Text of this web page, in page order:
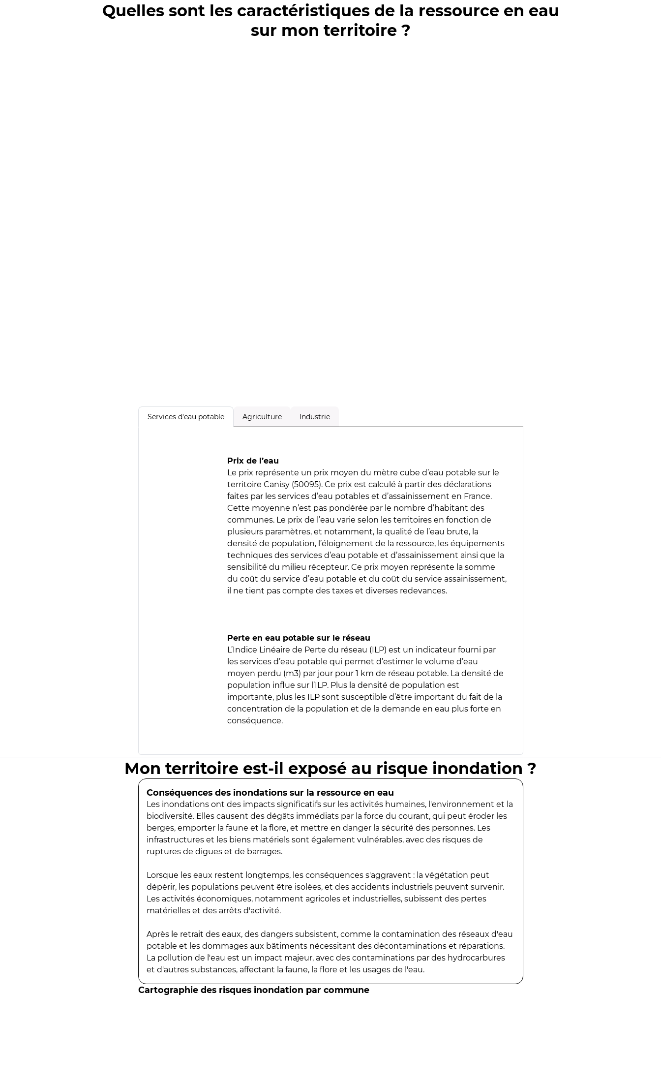
Quelles sont les caractéristiques de la ressource en eau
sur mon territoire ?
Services d'eau potable Agriculture Industrie
Prix de l’eau
Le prix représente un prix moyen du mètre cube d’eau potable sur le
territoire Canisy (50095). Ce prix est calculé à partir des déclarations
faites par les services d’eau potables et d’assainissement en France.
Cette moyenne n’est pas pondérée par le nombre d’habitant des
communes. Le prix de l’eau varie selon les territoires en fonction de
plusieurs paramètres, et notamment, la qualité de l’eau brute, la
densité de population, l’éloignement de la ressource, les équipements
techniques des services d’eau potable et d’assainissement ainsi que la
sensibilité du milieu récepteur. Ce prix moyen représente la somme
du coût du service d’eau potable et du coût du service assainissement,
il ne tient pas compte des taxes et diverses redevances.
Perte en eau potable sur le réseau
L’Indice Linéaire de Perte du réseau (ILP) est un indicateur fourni par
les services d’eau potable qui permet d’estimer le volume d’eau
moyen perdu (m3) par jour pour 1 km de réseau potable. La densité de
population influe sur l’ILP. Plus la densité de population est
importante, plus les ILP sont susceptible d’être important du fait de la
concentration de la population et de la demande en eau plus forte en
conséquence.
Mon territoire est-il exposé au risque inondation ?
Conséquences des inondations sur la ressource en eau
Les inondations ont des impacts significatifs sur les activités humaines, l'environnement et la
biodiversité. Elles causent des dégâts immédiats par la force du courant, qui peut éroder les
berges, emporter la faune et la flore, et mettre en danger la sécurité des personnes. Les
infrastructures et les biens matériels sont également vulnérables, avec des risques de
ruptures de digues et de barrages.
Lorsque les eaux restent longtemps, les conséquences s'aggravent : la végétation peut
dépérir, les populations peuvent être isolées, et des accidents industriels peuvent survenir.
Les activités économiques, notamment agricoles et industrielles, subissent des pertes
matérielles et des arrêts d'activité.
Après le retrait des eaux, des dangers subsistent, comme la contamination des réseaux d'eau
potable et les dommages aux bâtiments nécessitant des décontaminations et réparations.
La pollution de l'eau est un impact majeur, avec des contaminations par des hydrocarbures
et d'autres substances, affectant la faune, la flore et les usages de l'eau.
Cartographie des risques inondation par commune